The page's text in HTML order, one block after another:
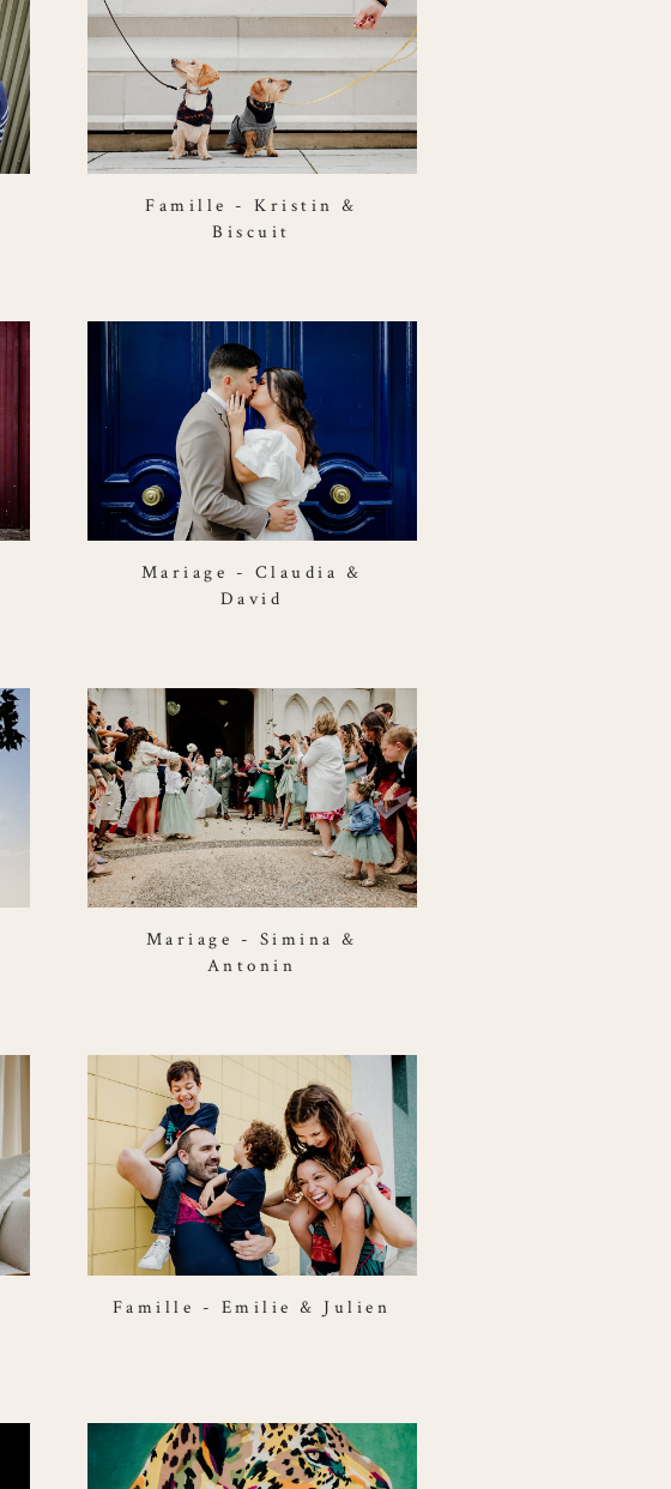
Famille - Kristin &
Biscuit
Mariage - Claudia &
David
Mariage - Simina &
Antonin
Famille - Emilie & Julien